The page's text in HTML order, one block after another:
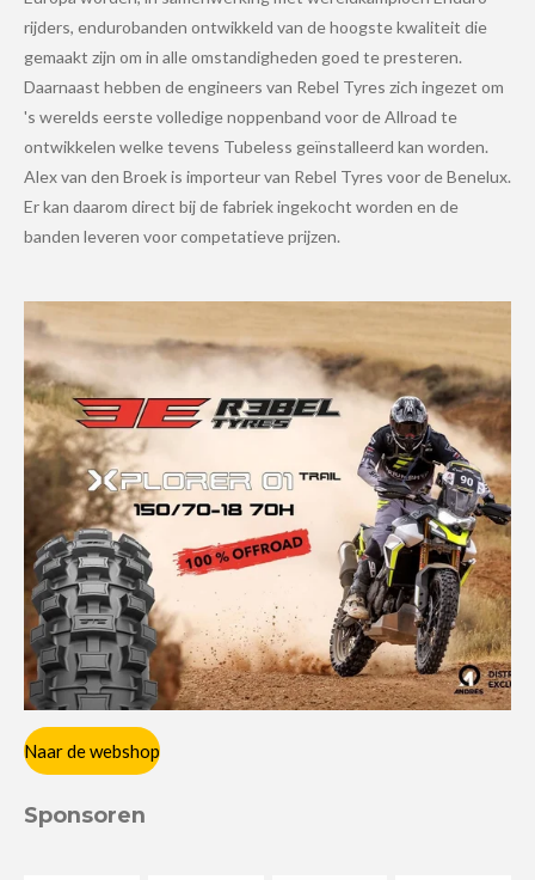
rijders, endurobanden ontwikkeld van de hoogste kwaliteit die
gemaakt zijn om in alle omstandigheden goed te presteren.
Daarnaast hebben de engineers van Rebel Tyres zich ingezet om
's werelds eerste volledige noppenband voor de Allroad te
ontwikkelen welke tevens Tubeless geïnstalleerd kan worden.
Alex van den Broek is importeur van Rebel Tyres voor de Benelux.
Er kan daarom direct bij de fabriek ingekocht worden en de
banden leveren voor competatieve prijzen.
Naar de webshop
Sponsoren